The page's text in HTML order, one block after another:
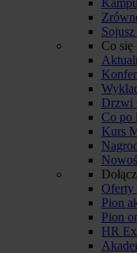
Co się
Drzwi
Co po
Kurs
Oferty
Pion
Pion
HR